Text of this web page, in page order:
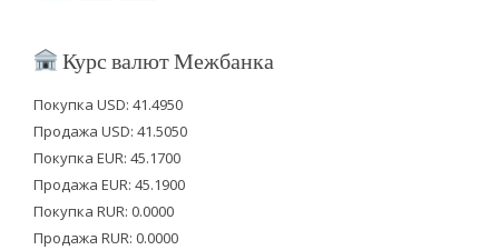
i
t
e
r
c
b
o
o
k
u
u
b
e
Курс валют Межбанка
Покупка USD: 41.4950
Продажа USD: 41.5050
Покупка EUR: 45.1700
Продажа EUR: 45.1900
Покупка RUR: 0.0000
Продажа RUR: 0.0000